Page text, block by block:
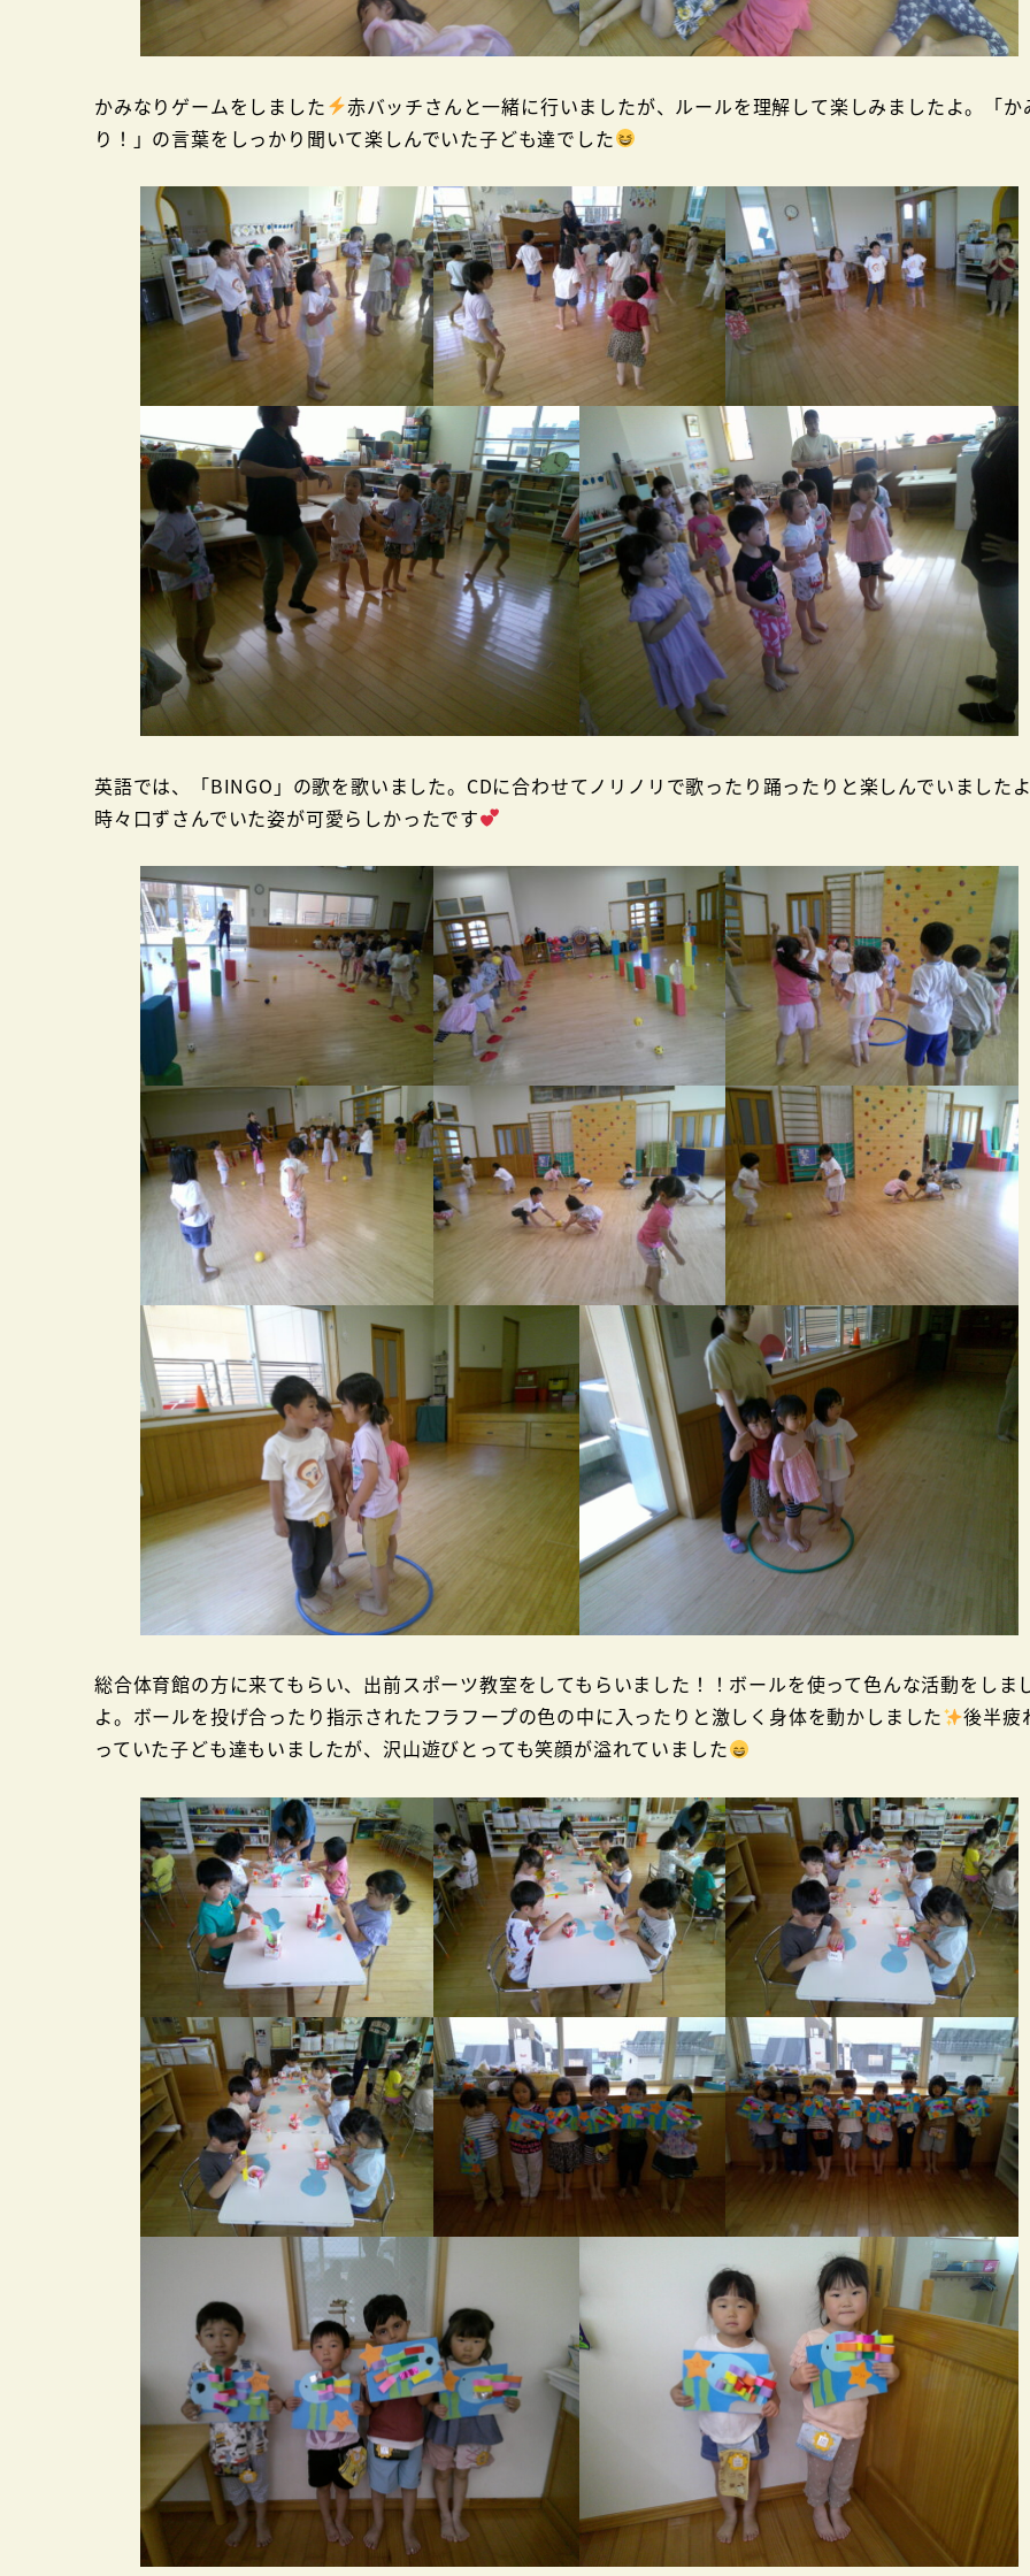
かみなりゲームをしました
赤バッチさんと一緒に行いましたが、ルールを理解して楽しみましたよ。「か
り！」の言葉をしっかり聞いて楽しんでいた子ども達でした
英語では、「BINGO」の歌を歌いました。CDに合わせてノリノリで歌ったり踊ったりと楽しんでいました
時々口ずさんでいた姿が可愛らしかったです
総合体育館の方に来てもらい、出前スポーツ教室をしてもらいました！！ボールを使って色んな活動をしま
よ。ボールを投げ合ったり指示されたフラフープの色の中に入ったりと激しく身体を動かしました
後半疲
っていた子ども達もいましたが、沢山遊びとっても笑顔が溢れていました